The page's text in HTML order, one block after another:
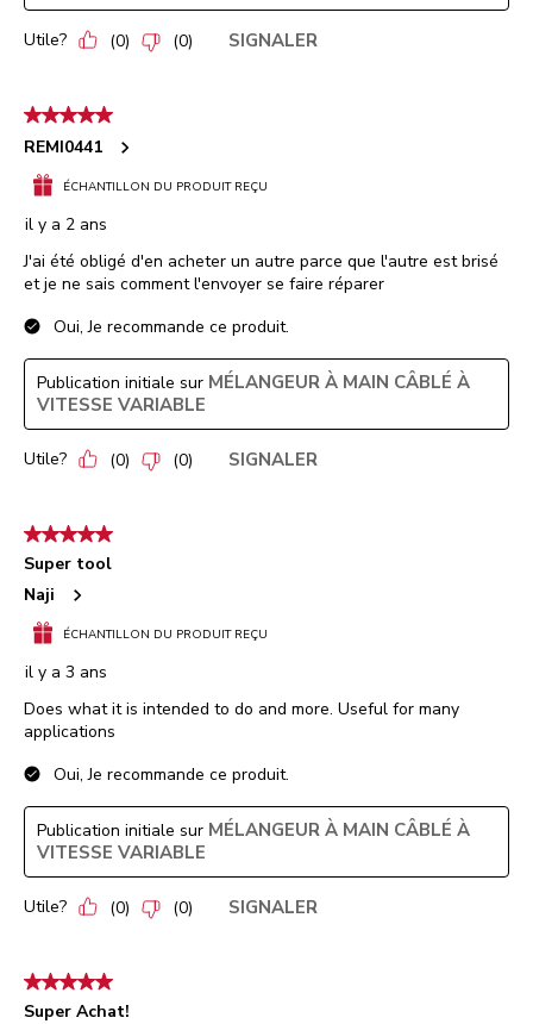
Utile? (0) (0) SIGNALER
5 étoile(s) sur 5.
REMI0441
ÉCHANTILLON DU PRODUIT REÇU
il y a 2 ans
J'ai été obligé d'en acheter un autre parce que l'autre est brisé
et je ne sais comment l'envoyer se faire réparer
Oui, Je recommande ce produit.
Publication initiale sur MÉLANGEUR À MAIN CÂBLÉ À
VITESSE VARIABLE
Utile? (0) (0) SIGNALER
5 étoile(s) sur 5.
Super tool
Naji
ÉCHANTILLON DU PRODUIT REÇU
il y a 3 ans
Does what it is intended to do and more. Useful for many
applications
Oui, Je recommande ce produit.
Publication initiale sur MÉLANGEUR À MAIN CÂBLÉ À
VITESSE VARIABLE
Utile? (0) (0) SIGNALER
5 étoile(s) sur 5.
Super Achat!